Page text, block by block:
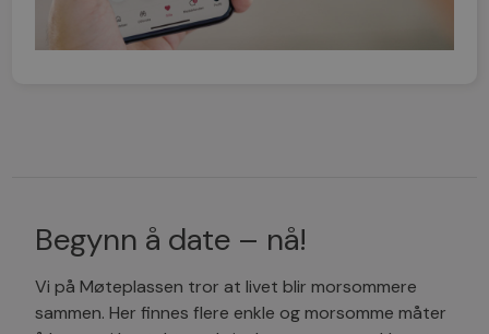
Begynn å date – nå!
Vi på Møteplassen tror at livet blir morsommere
sammen. Her finnes flere enkle og morsomme måter